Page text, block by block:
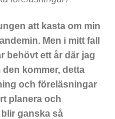
att kasta om min
Men i mitt fall
behövt ett år där jag
kommer, detta
och föreläsningar
planera och
ganska så